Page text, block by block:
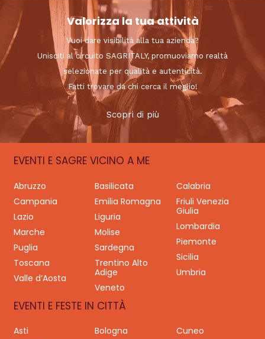
Valorizza la tua attività
Vuoi dare visibilità alla tua azienda?
Unisciti al circuito SAGRITALY, promuoviamo realtà
selezionate per qualità e autenticità.
Fatti trovare da chi cerca il meglio!
Scopri di più
EVENTI E SAGRE VICINO A ME
Abruzzo Basilicata
Calabria
Campania
Emilia Romagna
Friuli Venezia
Giulia
Lazio
Liguria
Lombardia
Marche
Molise
Piemonte
Puglia
Sardegna
Sicilia
Toscana
Trentino Alto
Adige
Umbria
Valle d’Aosta
Veneto
EVENTI E FESTE IN CITTÀ
Asti Bologna
Cuneo